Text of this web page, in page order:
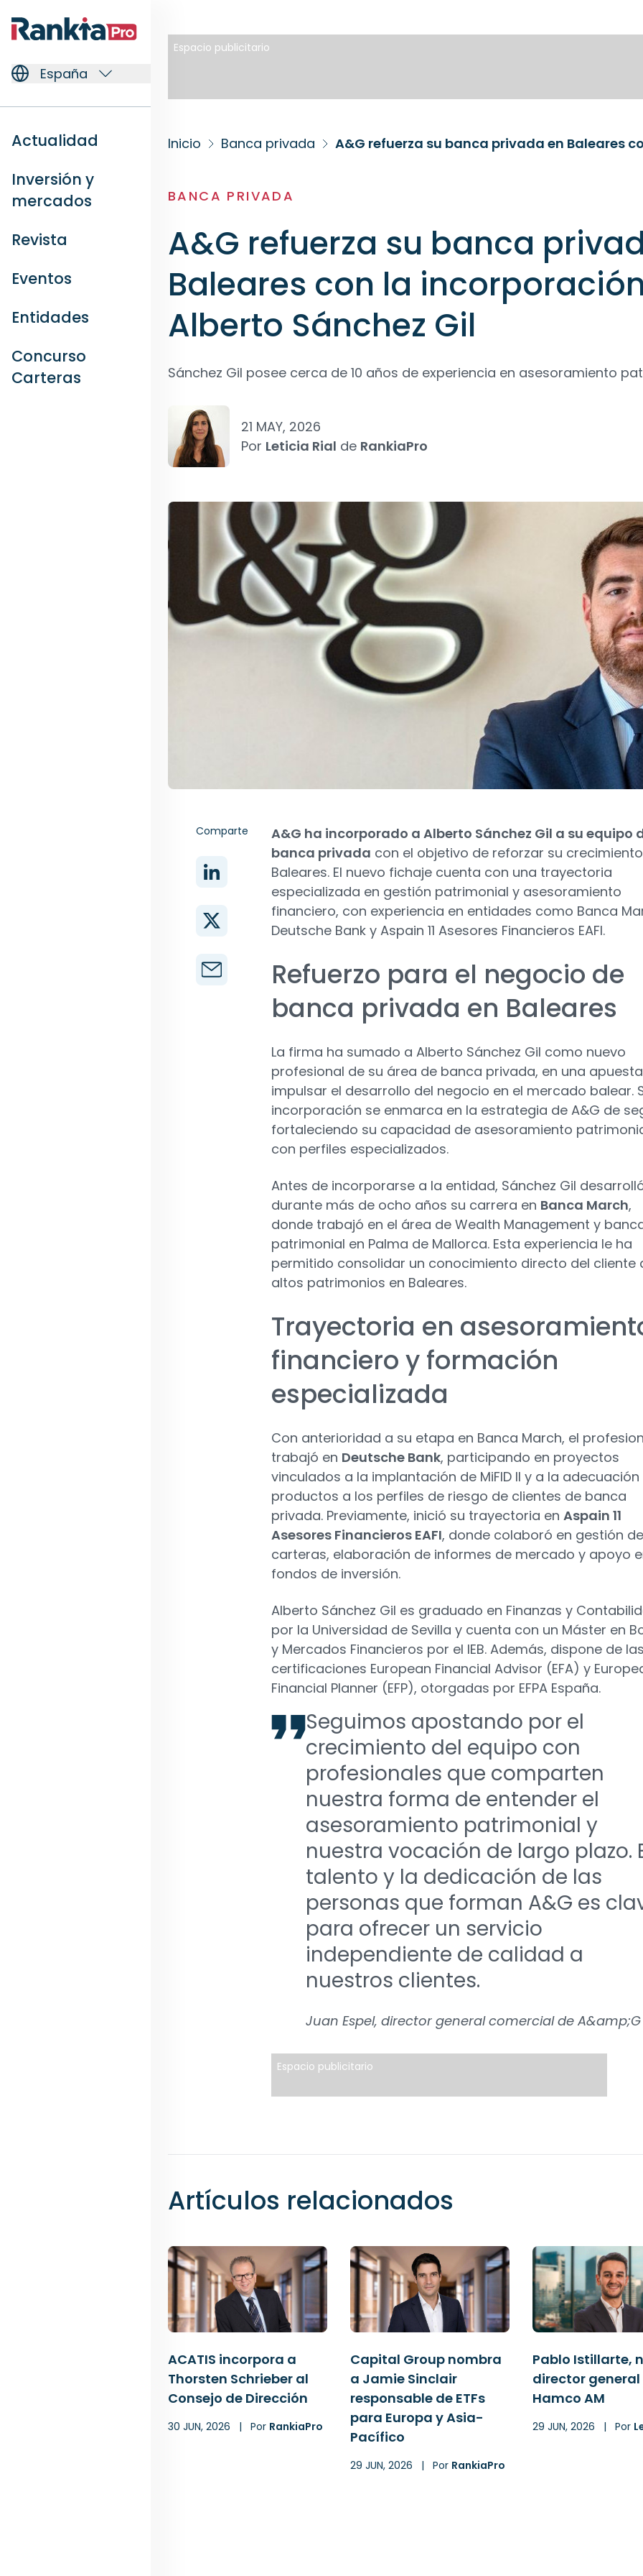
España
Actualidad
Inversión y
mercados
Revista
Eventos
Entidades
Concurso
Carteras
Espacio publicitario
Inicio Banca privada
BANCA PRIVADA
A&G refuerza su banca
Baleares con la
Alberto Sánchez Gil
Sánchez Gil posee cerca de 10 años de experiencia en asesoramiento
21 MAY, 2026
Por Leticia Rial de RankiaPro
Comparte
A&G ha incorporado a Alberto Sánchez Gil a su equipo
banca privada con el objetivo de reforzar su
Baleares. El nuevo fichaje cuenta con una trayectoria
especializada en gestión patrimonial y asesoramiento
financiero, con experiencia en entidades como Banca
Deutsche Bank y Aspain 11 Asesores Financieros EAFI.
Refuerzo para el negocio de
banca privada en Baleares
La firma ha sumado a Alberto Sánchez Gil como nuevo
profesional de su área de banca privada, en una
impulsar el desarrollo del negocio en el mercado balear.
incorporación se enmarca en la estrategia de A&G de
fortaleciendo su capacidad de asesoramiento
con perfiles especializados.
Antes de incorporarse a la entidad, Sánchez Gil
durante más de ocho años su carrera en Banca March,
donde trabajó en el área de Wealth Management y
patrimonial en Palma de Mallorca. Esta experiencia le ha
permitido consolidar un conocimiento directo del cliente
altos patrimonios en Baleares.
Trayectoria en
financiero y formación
especializada
Con anterioridad a su etapa en Banca March, el
trabajó en Deutsche Bank, participando en proyectos
vinculados a la implantación de MiFID II y a la adecuación
productos a los perfiles de riesgo de clientes de banca
privada. Previamente, inició su trayectoria en Aspain 11
Asesores Financieros EAFI, donde colaboró en gestión de
carteras, elaboración de informes de mercado y apoyo
fondos de inversión.
Alberto Sánchez Gil es graduado en Finanzas y
por la Universidad de Sevilla y cuenta con un Máster en
y Mercados Financieros por el IEB. Además, dispone de las
certificaciones European Financial Advisor (EFA) y
Financial Planner (EFP), otorgadas por EFPA España.
Seguimos apostando por el
crecimiento del equipo con
profesionales que comparten
nuestra forma de entender el
asesoramiento patrimonial y
nuestra vocación de largo plazo.
talento y la dedicación de las
personas que forman A&G es
para ofrecer un servicio
independiente de calidad a
nuestros clientes.
Juan Espel, director general comercial de A&amp;G
Espacio publicitario
Artículos relacionados
ACATIS incorpora a
Thorsten Schrieber al
Consejo de Dirección
30 JUN, 2026 | Por RankiaPro
Capital Group nombra
a Jamie Sinclair
responsable de ETFs
para Europa y Asia-
Pacífico
29 JUN, 2026 | Por RankiaPro
Pablo Istillarte,
director general
Hamco AM
29 JUN, 2026 | Por